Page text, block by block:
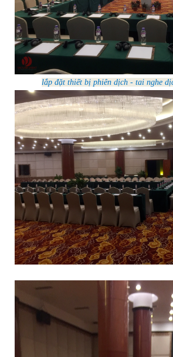
lắp đặt thiết bị phiên dịch - tai nghe